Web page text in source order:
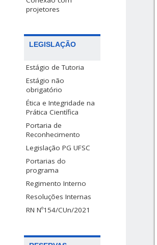
projetores
LEGISLAÇÃO
Estágio de Tutoria
Estágio não
obrigatório
Ética e Integridade na
Prática Científica
Portaria de
Reconhecimento
Legislação PG UFSC
Portarias do
programa
Regimento Interno
Resoluções Internas
RN Nº154/CUn/2021